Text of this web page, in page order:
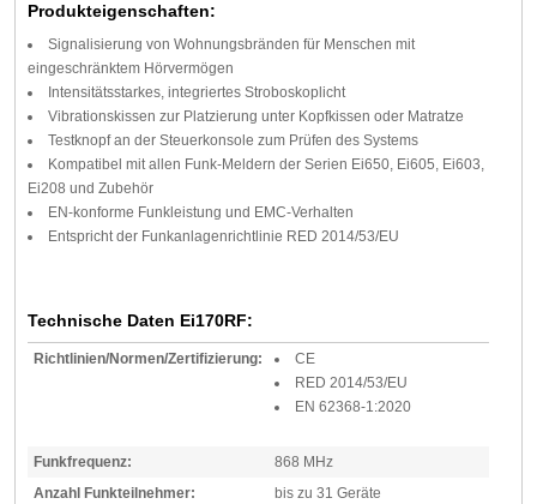
Produkteigenschaften:
Signalisierung von Wohnungsbränden für Menschen mit
eingeschränktem Hörvermögen
Intensitätsstarkes, integriertes Stroboskoplicht
Vibrationskissen zur Platzierung unter Kopfkissen oder Matratze
Testknopf an der Steuerkonsole zum Prüfen des Systems
Kompatibel mit allen Funk-Meldern der Serien Ei650, Ei605, Ei603,
Ei208 und Zubehör
EN-konforme Funkleistung und EMC-Verhalten
Entspricht der Funkanlagenrichtlinie RED 2014/53/EU
Technische Daten Ei170RF:
Richtlinien/Normen/Zertifizierung:
CE
RED 2014/53/EU
EN 62368-1:2020
Funkfrequenz:
868 MHz
Anzahl Funkteilnehmer:
bis zu 31 Geräte